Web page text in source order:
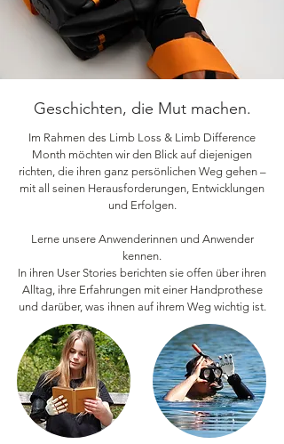
Geschichten, die Mut machen.
Im Rahmen des Limb Loss & Limb Difference
Month möchten wir den Blick auf diejenigen
richten, die ihren ganz persönlichen Weg gehen –
mit all seinen Herausforderungen, Entwicklungen
und Erfolgen.
Lerne unsere Anwenderinnen und Anwender
kennen.
In ihren User Stories berichten sie offen über ihren
Alltag, ihre Erfahrungen mit einer Handprothese
und darüber, was ihnen auf ihrem Weg wichtig ist.